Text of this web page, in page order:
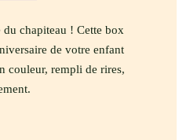
du chapiteau ! Cette box
de votre enfant
couleur, rempli de rires,